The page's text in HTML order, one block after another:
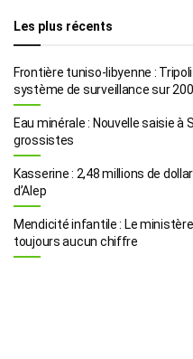
Les plus récents
Frontière tuniso-libyenne :
système de surveillance sur
Eau minérale : Nouvelle saisie à
grossistes
Kasserine : 2,48 millions de
d’Alep
Mendicité infantile : Le
toujours aucun chiffre